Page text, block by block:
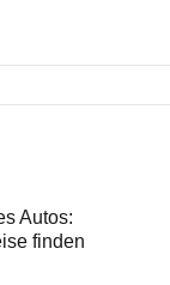
Autos:
finden